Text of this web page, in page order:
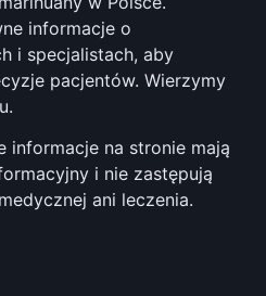
informacje o
i specjalistach, aby
pacjentów. Wierzymy
informacje na stronie mają
i nie zastępują
ani leczenia.